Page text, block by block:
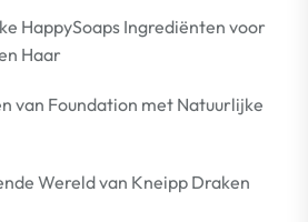
HappySoaps Ingrediënten voor
Haar
van Foundation met Natuurlijke
Wereld van Kneipp Draken